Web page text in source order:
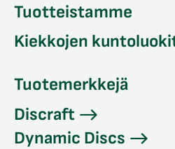
Tuotteistamme
Kiekkojen
Tuotemerkkejä
Discraft
Dynamic Discs